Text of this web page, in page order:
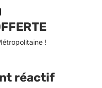
!
réactif